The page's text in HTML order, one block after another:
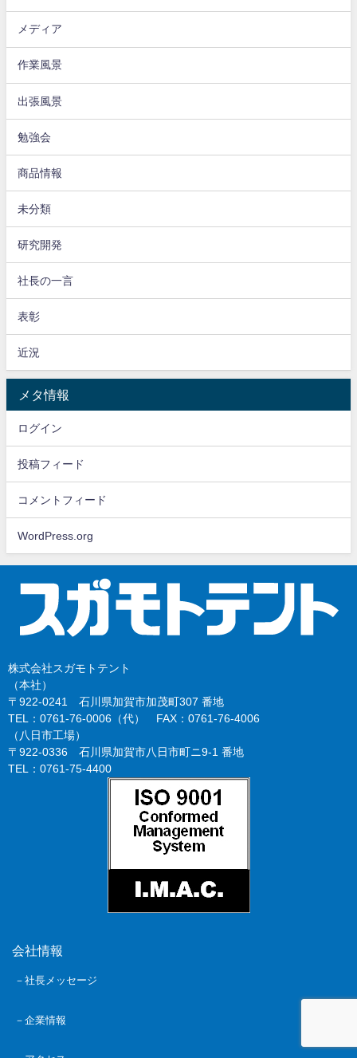
メディア
作業風景
出張風景
勉強会
商品情報
未分類
研究開発
社長の一言
表彰
近況
メタ情報
ログイン
投稿フィード
コメントフィード
WordPress.org
株式会社スガモトテント
（本社）
〒922-0241 石川県加賀市加茂町307 番地
TEL：0761-76-0006（代） FAX：0761-76-4006
（八日市工場）
〒922-0336 石川県加賀市八日市町ニ9-1 番地
TEL：0761-75-4400
会社情報
－社長メッセージ
－企業情報